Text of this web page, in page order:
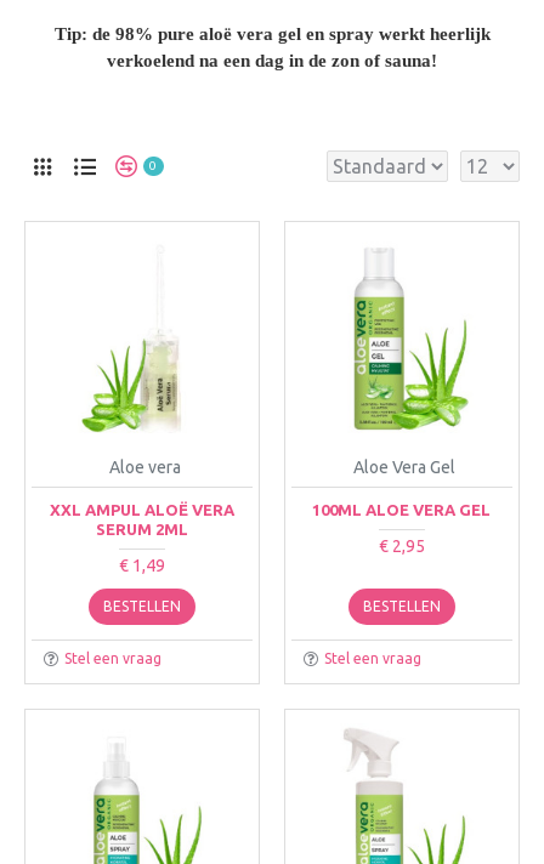
Tip: de 98% pure aloë vera gel en spray werkt heerlijk
verkoelend na een dag in de zon of sauna!
0
Aloe vera
XXL AMPUL ALOË VERA
SERUM 2ML
€ 1,49
BESTELLEN
Stel een vraag
Aloe Vera Gel
100ML ALOE VERA GEL
€ 2,95
BESTELLEN
Stel een vraag